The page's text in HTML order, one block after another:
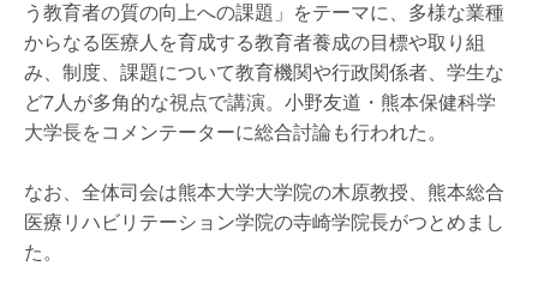
う教育者の質の向上への課題」をテーマに、多様な業種
からなる医療人を育成する教育者養成の目標や取り組
み、制度、課題について教育機関や行政関係者、学生な
ど7人が多角的な視点で講演。小野友道・熊本保健科学
大学長をコメンテーターに総合討論も行われた。
なお、全体司会は熊本大学大学院の木原教授、熊本総合
医療リハビリテーション学院の寺崎学院長がつとめまし
た。